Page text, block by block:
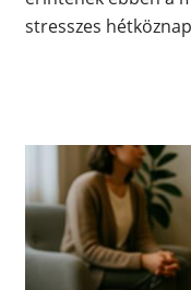
stresszes